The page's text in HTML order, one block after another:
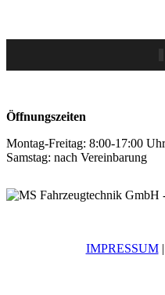
Öffnungszeiten
Montag-Freitag: 8:00-17:00 Uhr
Samstag: nach Vereinbarung
IMPRESSUM|